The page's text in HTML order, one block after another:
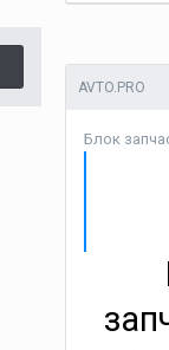
AVTO.PRO
Блок